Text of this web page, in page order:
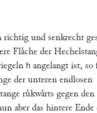
und senkrecht
Flaͤche der
h angelangt ist, so
der unteren endlosen
ruͤkwaͤrts gegen
aber das hintere Ende